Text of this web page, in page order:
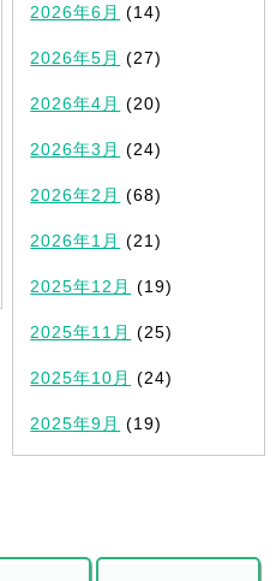
2026年6月 (14)
2026年5月 (27)
2026年4月 (20)
2026年3月 (24)
2026年2月 (68)
2026年1月 (21)
2025年12月 (19)
2025年11月 (25)
2025年10月 (24)
2025年9月 (19)